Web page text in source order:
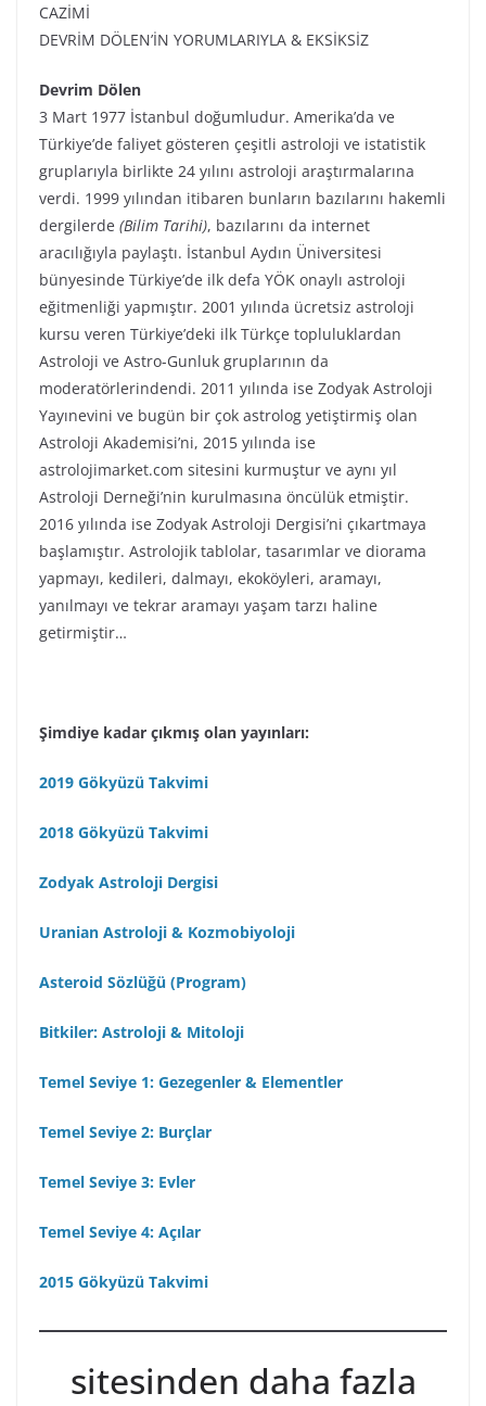
CAZİMİ
DEVRİM DÖLEN’İN YORUMLARIYLA & EKSİKSİZ
Devrim Dölen
3 Mart 1977 İstanbul doğumludur. Amerika’da ve
Türkiye’de faliyet gösteren çeşitli astroloji ve istatistik
gruplarıyla birlikte 24 yılını astroloji araştırmalarına
verdi. 1999 yılından itibaren bunların bazılarını hakemli
dergilerde (Bilim Tarihi), bazılarını da internet
aracılığıyla paylaştı. İstanbul Aydın Üniversitesi
bünyesinde Türkiye’de ilk defa YÖK onaylı astroloji
eğitmenliği yapmıştır. 2001 yılında ücretsiz astroloji
kursu veren Türkiye’deki ilk Türkçe topluluklardan
Astroloji ve Astro-Gunluk gruplarının da
moderatörlerindendi. 2011 yılında ise Zodyak Astroloji
Yayınevini ve bugün bir çok astrolog yetiştirmiş olan
Astroloji Akademisi’ni, 2015 yılında ise
astrolojimarket.com sitesini kurmuştur ve aynı yıl
Astroloji Derneği’nin kurulmasına öncülük etmiştir.
2016 yılında ise Zodyak Astroloji Dergisi’ni çıkartmaya
başlamıştır. Astrolojik tablolar, tasarımlar ve diorama
yapmayı, kedileri, dalmayı, ekoköyleri, aramayı,
yanılmayı ve tekrar aramayı yaşam tarzı haline
getirmiştir…
Şimdiye kadar çıkmış olan yayınları:
2019 Gökyüzü Takvimi
2018 Gökyüzü Takvimi
Zodyak Astroloji Dergisi
Uranian Astroloji & Kozmobiyoloji
Asteroid Sözlüğü (Program)
Bitkiler: Astroloji & Mitoloji
Temel Seviye 1: Gezegenler & Elementler
Temel Seviye 2: Burçlar
Temel Seviye 3: Evler
Temel Seviye 4: Açılar
2015 Gökyüzü Takvimi
sitesinden daha fazla